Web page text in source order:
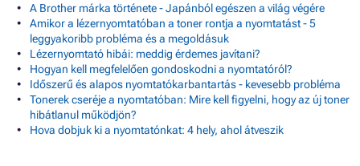
A Brother márka története - Japánból egészen a világ végére
Amikor a lézernyomtatóban a toner rontja a nyomtatást - 5
leggyakoribb probléma és a megoldásuk
Lézernyomtató hibái: meddig érdemes javítani?
Hogyan kell megfelelően gondoskodni a nyomtatóról?
Időszerű és alapos nyomtatókarbantartás - kevesebb probléma
Tonerek cseréje a nyomtatóban: Mire kell figyelni, hogy az új toner
hibátlanul működjön?
Hova dobjuk ki a nyomtatónkat: 4 hely, ahol átveszik